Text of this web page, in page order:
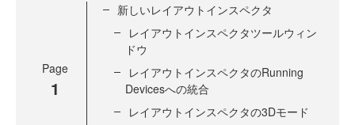
Page
1
新しいレイアウトインスペクタ
レイアウトインスペクタツールウィン
ドウ
レイアウトインスペクタのRunning
Devicesへの統合
レイアウトインスペクタの3Dモード